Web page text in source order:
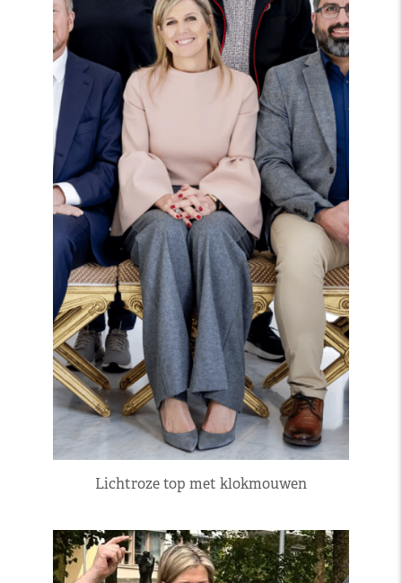
Lichtroze top met klokmouwen